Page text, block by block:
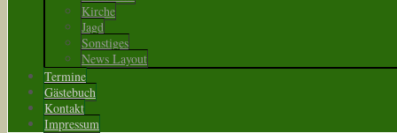
Kirche
Jagd
Sonstiges
News Layout
Termine
Gästebuch
Kontakt
Impressum